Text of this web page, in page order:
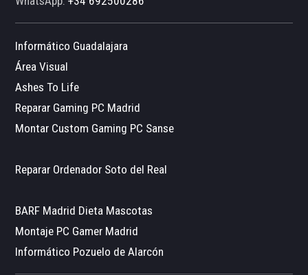
Informático Guadalajara
Área Visual
Ashes To Life
Reparar Gaming PC Madrid
Montar Custom Gaming PC Sanse
Reparar Ordenador Soto del Real
BARF Madrid Dieta Mascotas
Montaje PC Gamer Madrid
Informático Pozuelo de Alarcón